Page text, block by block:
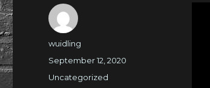
Autor
wuidling
Veröffentlicht
September 12, 2020
Kategorien
Uncategorized